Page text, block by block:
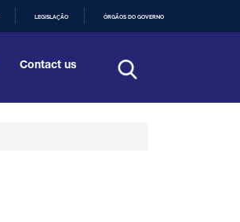
LEGISLAÇÃO ÓRGÃOS DO GOVERNO
Contact us